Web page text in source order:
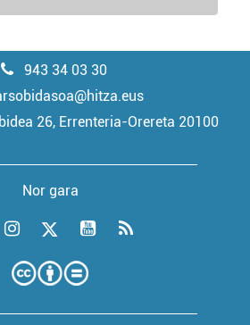
943 34 03 30
26, Errenteria-Orereta 20100
Nor gara